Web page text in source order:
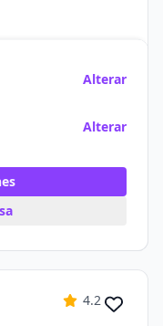
Alterar
Alterar
4.2